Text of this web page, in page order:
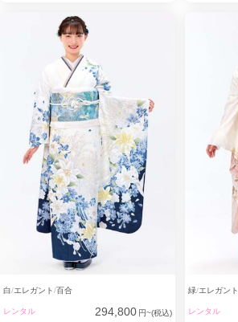
白 エレガント 百合
レンタル 294,800 円~(税込)
緑 エレガント
レンタル